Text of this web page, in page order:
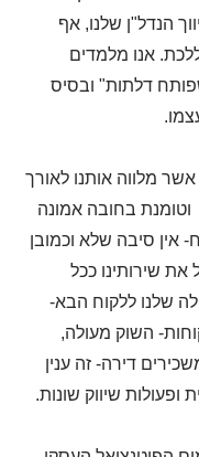
הנדל"ן שלנו, אף
אנו מלמדים
דלתות" ובסיס
מלווה אותנו לאורך
וטומנת בחובה אמונה
אין סיבה שלא וכמובן
את שירותינו ככל
שלנו ללקוח הבא-
השוק מעולה,
דירה- זה ענין
ופעולות שיווק שונות.